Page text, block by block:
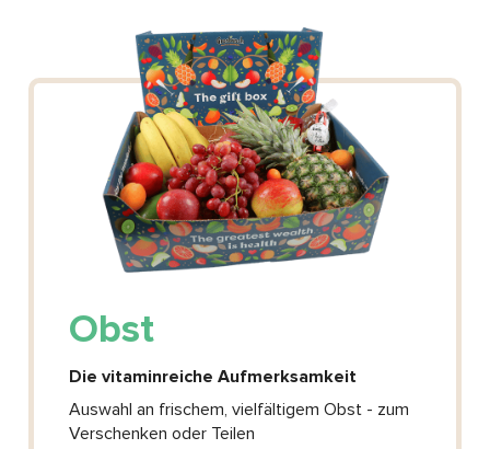
Obst
Die vitaminreiche Aufmerksamkeit
Auswahl an frischem, vielfältigem Obst - zum
Verschenken oder Teilen